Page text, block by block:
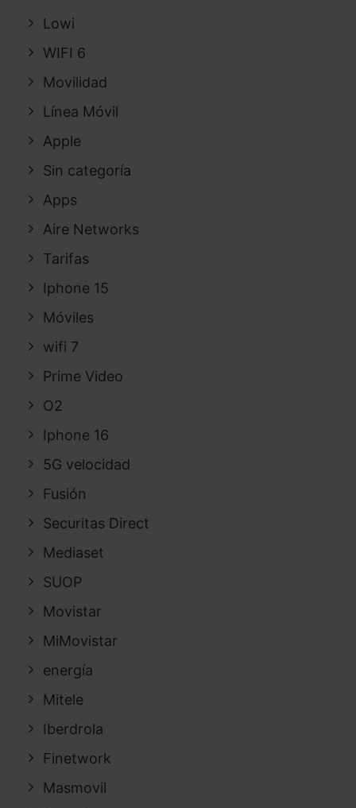
Lowi
WIFI 6
Movilidad
Línea Móvil
Apple
Sin categoría
Apps
Aire Networks
Tarifas
Iphone 15
Móviles
wifi 7
Prime Video
O2
Iphone 16
5G velocidad
Fusión
Securitas Direct
Mediaset
SUOP
Movistar
MiMovistar
energía
Mitele
Iberdrola
Finetwork
Masmovil